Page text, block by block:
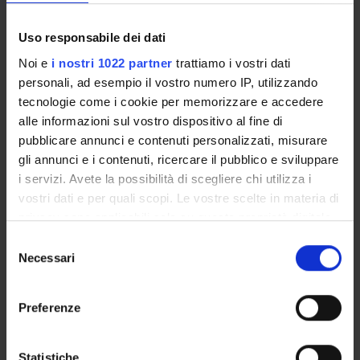
Uso responsabile dei dati
Noi e i nostri 1022 partner trattiamo i vostri dati
personali, ad esempio il vostro numero IP, utilizzando
tecnologie come i cookie per memorizzare e accedere
alle informazioni sul vostro dispositivo al fine di
pubblicare annunci e contenuti personalizzati, misurare
gli annunci e i contenuti, ricercare il pubblico e sviluppare
i servizi. Avete la possibilità di scegliere chi utilizza i
vostri dati e per quali scopi. Le vostre scelte in materia di
privacy sono applicabili solo su questa proprietà digitale
modificare o revocare il proprio consenso in qualsiasi
momento dalla Dichiarazione sui cookie o facendo clic
raccogliere informazioni sulla tua posizione
delNecessari
Preferenze
Professore associato
Pappalardo Maria
Professore associato
Savi Paola
Professore associato
Scandola Alberto
Professore ordinario
Terraroli Valerio
Professore ordinario
Zamperini Alessandra